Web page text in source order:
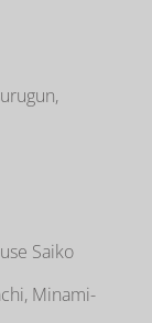
Saiko
Minami-